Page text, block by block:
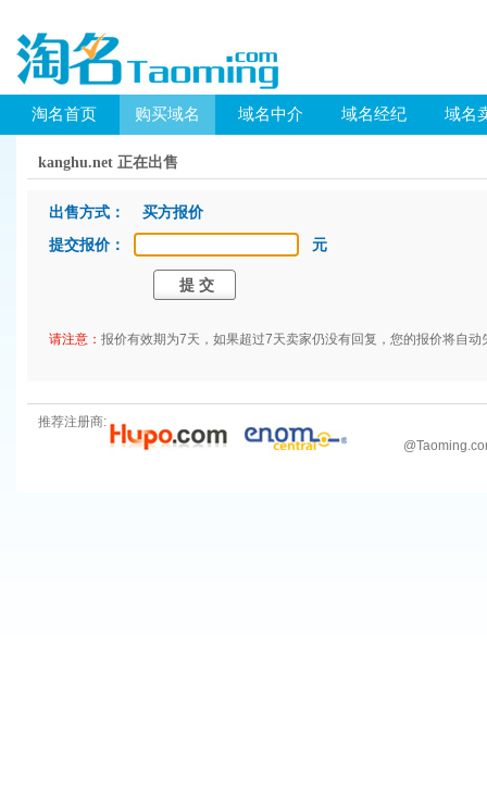
淘名首页 购买域名 域名中介 域名经纪 域名
kanghu.net 正在出售
出售方式： 买方报价
提交报价：
元
请注意： 报价有效期为7天，如果超过7天卖家仍没有回复，您的报价将自动
推荐注册商:
@